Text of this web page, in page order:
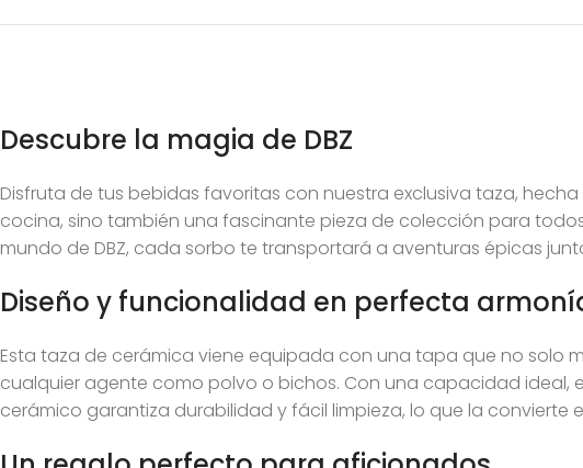
Descubre la magia de DBZ
Disfruta de tus bebidas favoritas con nuestra exclusiva taza,
cocina, sino también una fascinante pieza de colección para
mundo de DBZ, cada sorbo te transportará a aventuras épicas
Diseño y funcionalidad en perfecta
Esta taza de cerámica viene equipada con una tapa que no solo
cualquier agente como polvo o bichos. Con una capacidad ideal,
cerámico garantiza durabilidad y fácil limpieza, lo que la convierte